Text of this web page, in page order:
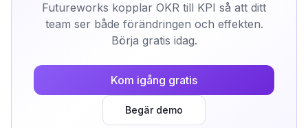
Futureworks kopplar OKR till KPI så att ditt
team ser både förändringen och effekten.
Börja gratis idag.
Kom igång gratis
Begär demo